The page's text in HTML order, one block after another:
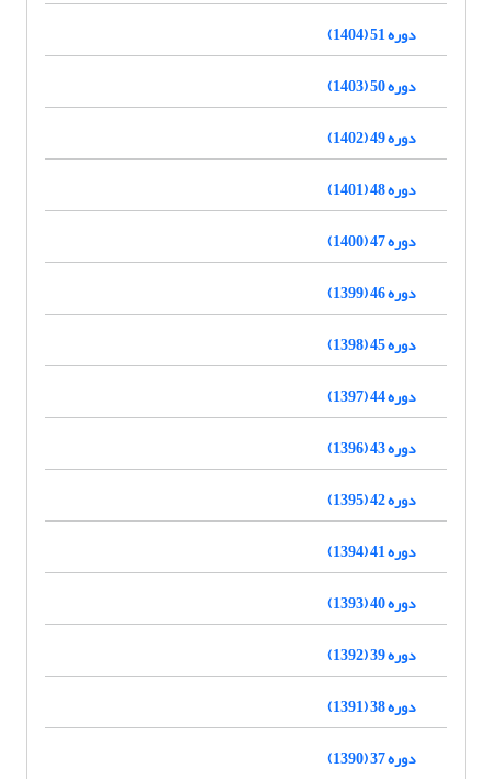
دوره 51 (1404)
دوره 50 (1403)
دوره 49 (1402)
دوره 48 (1401)
دوره 47 (1400)
دوره 46 (1399)
دوره 45 (1398)
دوره 44 (1397)
دوره 43 (1396)
دوره 42 (1395)
دوره 41 (1394)
دوره 40 (1393)
دوره 39 (1392)
دوره 38 (1391)
دوره 37 (1390)